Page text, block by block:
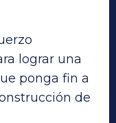
lograr una
ponga fin a
de